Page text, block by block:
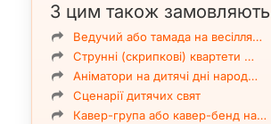
З цим також замовляють
Ведучий або тамада на весілля…
Струнні (скрипкові) квартети …
Аніматори на дитячі дні народ…
Сценарії дитячих свят
Кавер-група або кавер-бенд на…